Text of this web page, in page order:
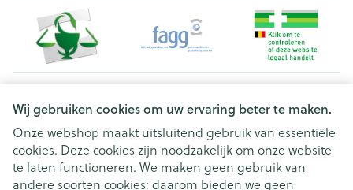
Wij gebruiken cookies om uw ervaring beter te maken.
Onze webshop maakt uitsluitend gebruik van essentiële
cookies. Deze cookies zijn noodzakelijk om onze website
te laten functioneren. We maken geen gebruik van
andere soorten cookies; daarom bieden we geen
Juridische links